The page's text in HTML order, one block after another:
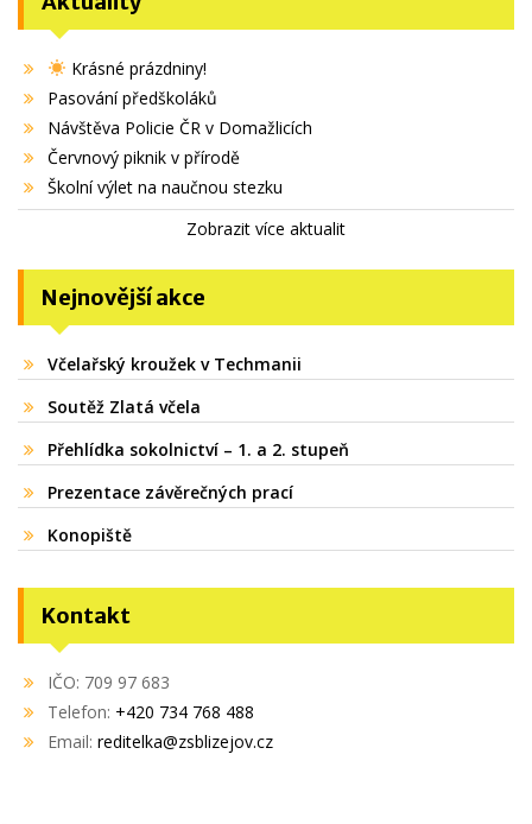
Krásné prázdniny!
Pasování předškoláků
Návštěva Policie ČR v Domažlicích
Červnový piknik v přírodě
Školní výlet na naučnou stezku
Zobrazit více aktualit
Nejnovější akce
Včelařský kroužek v Techmanii
Soutěž Zlatá včela
Přehlídka sokolnictví – 1. a 2. stupeň
Prezentace závěrečných prací
Konopiště
Kontakt
IČO: 709 97 683
Telefon: +420 734 768 488
Email: reditelka@zsblizejov.cz